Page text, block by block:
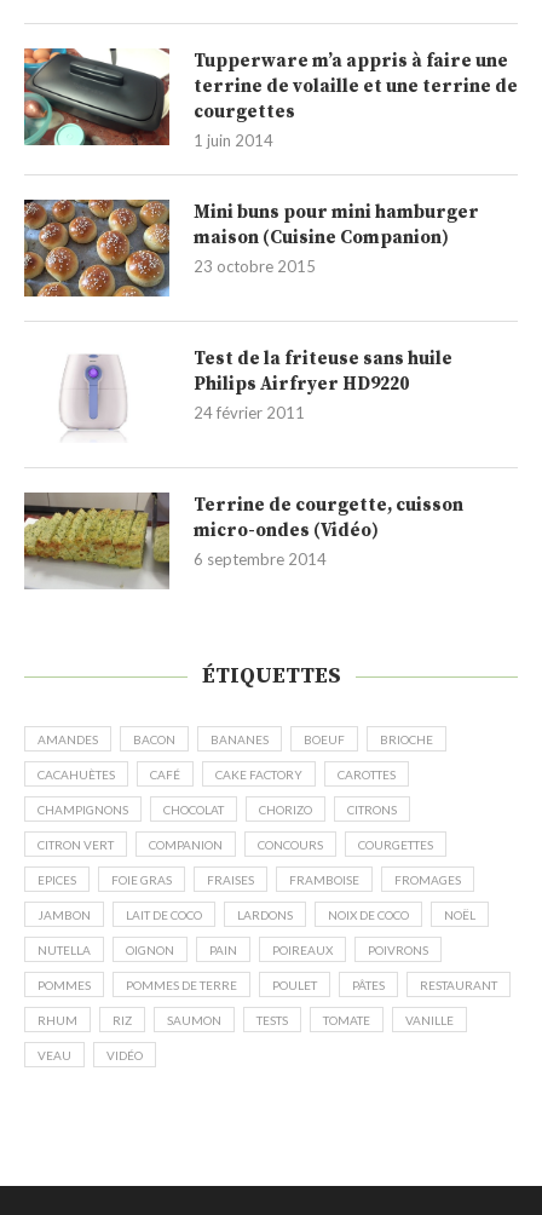
Tupperware m’a appris à faire une
terrine de volaille et une terrine de
courgettes
1 juin 2014
Mini buns pour mini hamburger
maison (Cuisine Companion)
23 octobre 2015
Test de la friteuse sans huile
Philips Airfryer HD9220
24 février 2011
Terrine de courgette, cuisson
micro-ondes (Vidéo)
6 septembre 2014
ÉTIQUETTES
AMANDES BACON BANANES BOEUF BRIOCHE
CACAHUÈTES CAFÉ CAKE FACTORY CAROTTES
CHAMPIGNONS CHOCOLAT CHORIZO CITRONS
CITRON VERT COMPANION CONCOURS COURGETTES
EPICES FOIE GRAS FRAISES FRAMBOISE FROMAGES
JAMBON LAIT DE COCO LARDONS NOIX DE COCO NOËL
NUTELLA OIGNON PAIN POIREAUX POIVRONS
POMMES POMMES DE TERRE POULET PÂTES RESTAURANT
RHUM RIZ SAUMON TESTS TOMATE VANILLE
VEAU VIDÉO